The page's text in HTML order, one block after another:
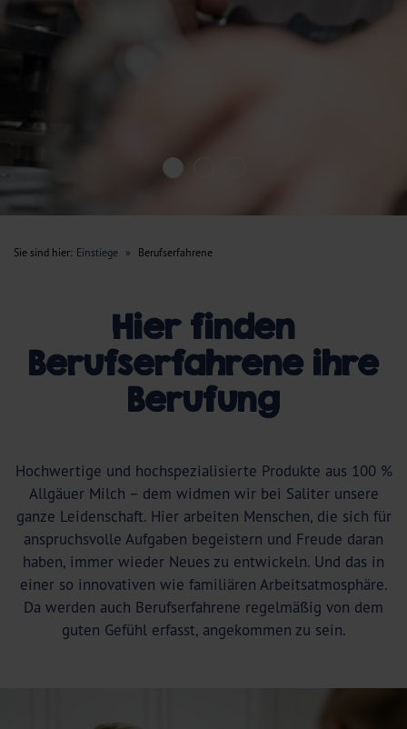
Sie sind hier: Einstiege » Berufserfahrene
Hier finden
Berufserfahrene ihre
Berufung
Hochwertige und hochspezialisierte Produkte aus 100 %
Allgäuer Milch – dem widmen wir bei Saliter unsere
ganze Leidenschaft. Hier arbeiten Menschen, die sich für
anspruchsvolle Aufgaben begeistern und Freude daran
haben, immer wieder Neues zu entwickeln. Und das in
einer so innovativen wie familiären Arbeitsatmosphäre.
Da werden auch Berufserfahrene regelmäßig von dem
guten Gefühl erfasst, angekommen zu sein.